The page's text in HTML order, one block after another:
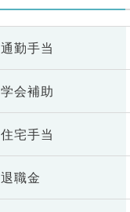
通勤手当
学会補助
住宅手当
退職金